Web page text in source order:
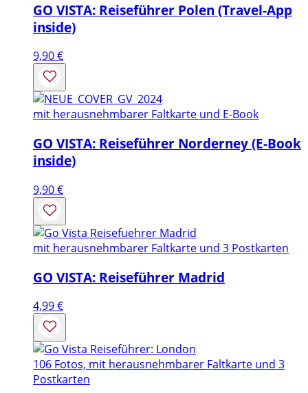
GO VISTA: Reiseführer Polen (Travel-App
inside)
9,90€
mit herausnehmbarer Faltkarte und E-Book
GO VISTA: Reiseführer Norderney (E-Book
inside)
9,90€
mit herausnehmbarer Faltkarte und 3 Postkarten
GO VISTA: Reiseführer Madrid
4,99€
106 Fotos, mit herausnehmbarer Faltkarte und 3
Postkarten